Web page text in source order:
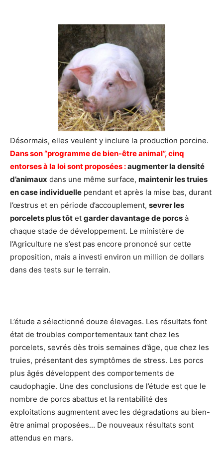
Désormais, elles veulent y inclure la production porcine.
Dans son “programme de bien-être animal”, cinq
entorses à la loi sont proposées :augmenter la densité
d’animaux dans une même surface, maintenir les truies
en case individuelle pendant et après la mise bas, durant
l’œstrus et en période d’accouplement, sevrer les
porcelets plus tôt et garder davantage de porcs à
chaque stade de développement. Le ministère de
l’Agriculture ne s’est pas encore prononcé sur cette
proposition, mais a investi environ un million de dollars
dans des tests sur le terrain.
L’étude a sélectionné douze élevages. Les résultats font
état de troubles comportementaux tant chez les
porcelets, sevrés dès trois semaines d’âge, que chez les
truies, présentant des symptômes de stress. Les porcs
plus âgés développent des comportements de
caudophagie. Une des conclusions de l’étude est que le
nombre de porcs abattus et la rentabilité des
exploitations augmentent avec les dégradations au bien-
être animal proposées… De nouveaux résultats sont
attendus en mars.